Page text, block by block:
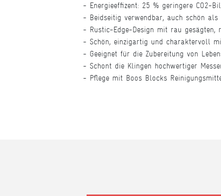
Energieeffizent: 25 % geringere CO2-
Beidseitig verwendbar, auch schön als
Rustic-Edge-Design mit rau gesägten,
Schön, einzigartig und charaktervoll
Geeignet für die Zubereitung von
Schont die Klingen hochwertiger
Pflege mit Boos Blocks